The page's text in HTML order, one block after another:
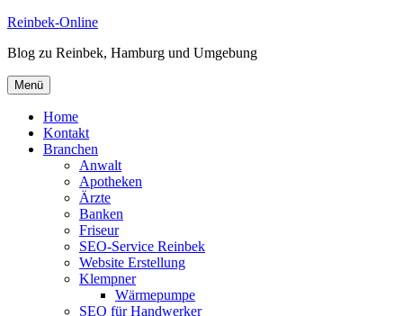
Zum
springen
Reinbek-Online
Blog zu Reinbek, Hamburg und Umgebung
Menü
Home
Kontakt
Branchen
Anwalt
Apotheken
Ärzte
Banken
Friseur
SEO-Service Reinbek
Website Erstellung
Klempner
Wärmepumpe
SEO für Handwerker